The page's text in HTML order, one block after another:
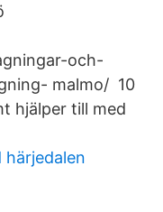
och-
malmo/ 10
hjälper till med